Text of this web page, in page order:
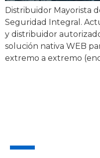
Distribuidor Mayorista
Seguridad Integral.
y distribuidor
solución nativa WEB
extremo a extremo